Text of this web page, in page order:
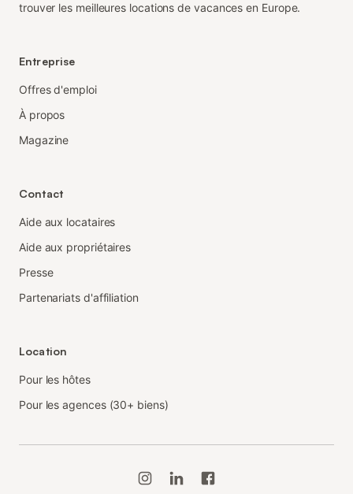
trouver les meilleures locations de vacances en Europe.
Entreprise
Offres d'emploi
À propos
Magazine
Contact
Aide aux locataires
Aide aux propriétaires
Presse
Partenariats d'affiliation
Location
Pour les hôtes
Pour les agences (30+ biens)